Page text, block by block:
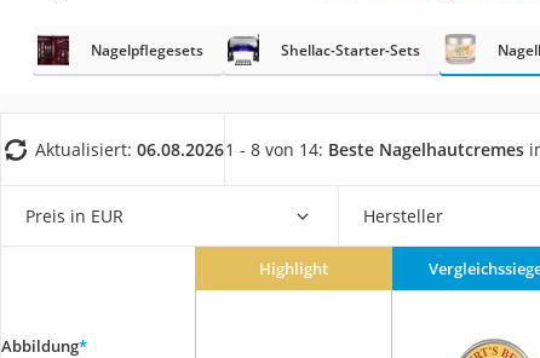
leichter
Schildkrötenhaus
Mineralfutter
Massagegerät
Nagelpflegesets Shellac-Starter-Sets
Aktualisiert: 06.08.20261 - 8 von 14: Beste Nagelhautcremes
Preis in EUR Hersteller
Abbildung*
Highlight